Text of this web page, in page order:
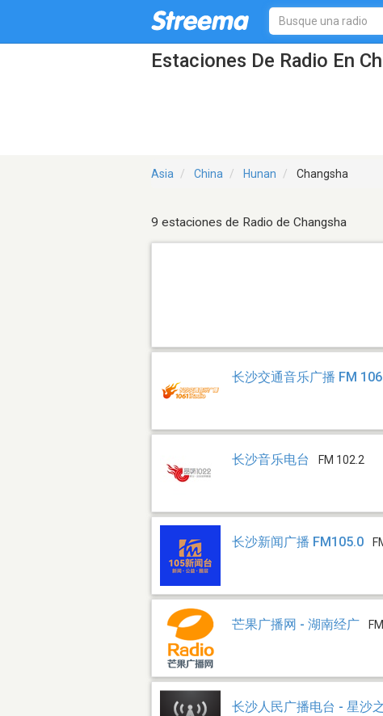
Estaciones De Radio En
Asia China Hunan Changsha
9 estaciones de Radio de Changsha
长沙交通音乐广播 FM
长沙音乐电台 FM 102.2
长沙新闻广播 FM105.0
芒果广播网 - 湖南经广
长沙人民广播电台 - 星沙